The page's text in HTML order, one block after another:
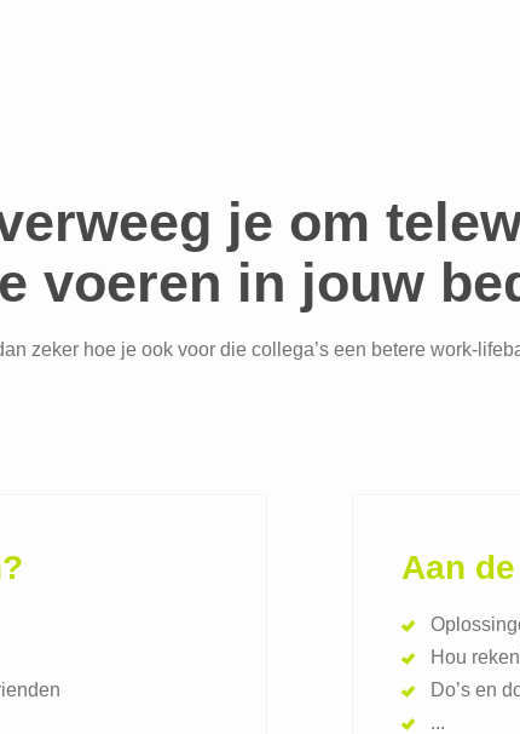
je om
voeren in jouw
zeker hoe je ook voor die collega’s een betere work-
Aan
Hou
Do’s en
...